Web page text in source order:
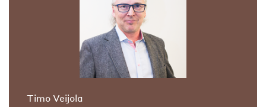
Timo Veijola